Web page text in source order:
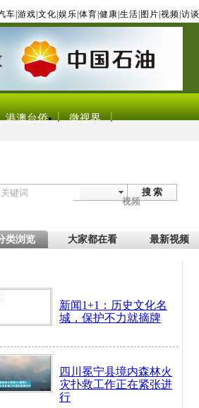
车 游戏 文化 娱乐 体育 健康 生活 图片 视频 访谈
港澳台侨 微视界
搜 索
视频
类浏览 大家都在看 最新视频
新闻1+1：历史文化名
城，保护不力就摘牌
四川冕宁县境内森林火
灾扑救工作正在紧张进
行